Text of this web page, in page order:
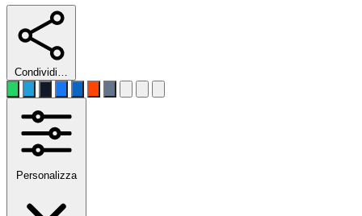
Condividi…
Personalizza